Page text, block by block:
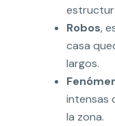
Robos,
casa
largos.
intensas
la zona.